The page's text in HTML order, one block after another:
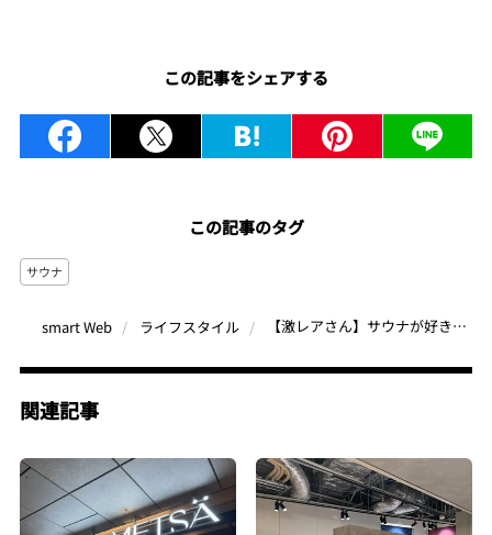
この記事をシェアする
この記事のタグ
サウナ
smart Web ライフスタイル 【激レアさん】サウナが好きすぎて社内にサウナを作ってしまった社長。世界的な建築家が作った本格的なフィンランドスパ
関連記事